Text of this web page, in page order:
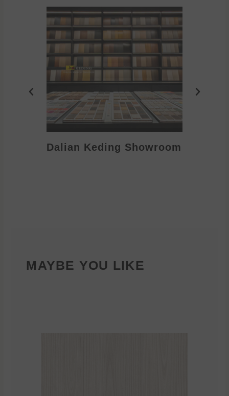
Dalian Keding Showroom
MAYBE YOU LIKE